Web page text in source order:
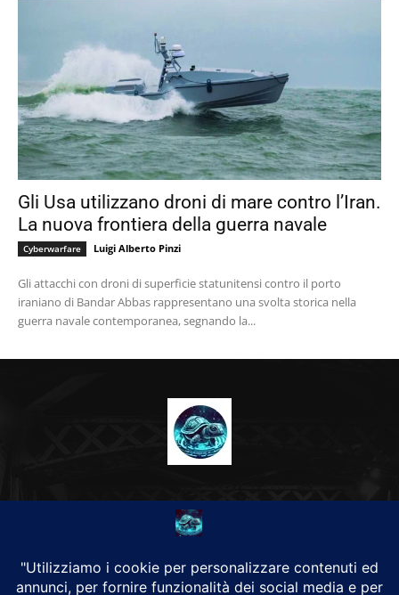
Gli Usa utilizzano droni di mare contro l’Iran.
La nuova frontiera della guerra navale
Cyberwarfare Luigi Alberto Pinzi
Gli attacchi con droni di superficie statunitensi contro il porto
iraniano di Bandar Abbas rappresentano una svolta storica nella
guerra navale contemporanea, segnando la...
CHI SIAMO
Alground Geopolitica e Cyberwarfare.
Da una idea di Brunilde Trizio